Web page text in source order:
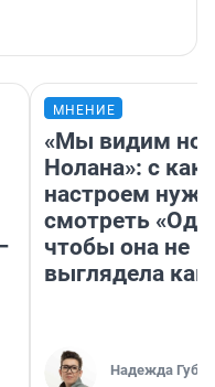
МНЕНИЕ
«Мы видим
Нолана»: с
настроем
смотреть
чтобы она не
выглядела как
Надежда